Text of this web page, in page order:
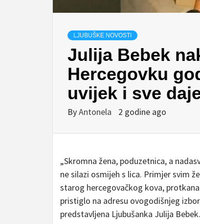
LJUBUŠKE NOVOSTI
Julija Bebek
Hercegovku
uvijek i sve
ByAntonela 2 godine ago
„Skromna žena, poduzetnica, a
ne silazi osmijeh s lica. Primjer svim
starog hercegovačkog kova,
pristiglo na adresu ovogodišnjeg
predstavljena Ljubušanka Julija Bebek.